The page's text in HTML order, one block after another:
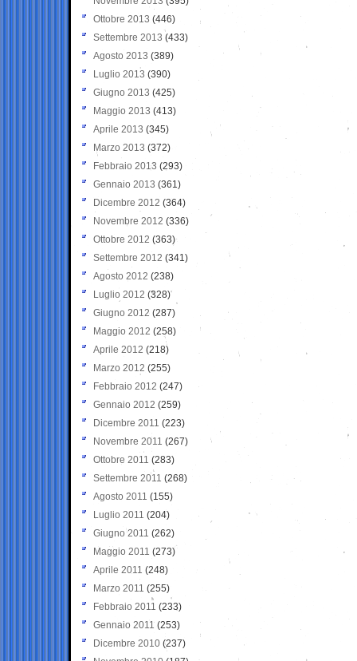
Ottobre 2013 (446)
Settembre 2013 (433)
Agosto 2013 (389)
Luglio 2013 (390)
Giugno 2013 (425)
Maggio 2013 (413)
Aprile 2013 (345)
Marzo 2013 (372)
Febbraio 2013 (293)
Gennaio 2013 (361)
Dicembre 2012 (364)
Novembre 2012 (336)
Ottobre 2012 (363)
Settembre 2012 (341)
Agosto 2012 (238)
Luglio 2012 (328)
Giugno 2012 (287)
Maggio 2012 (258)
Aprile 2012 (218)
Marzo 2012 (255)
Febbraio 2012 (247)
Gennaio 2012 (259)
Dicembre 2011 (223)
Novembre 2011 (267)
Ottobre 2011 (283)
Settembre 2011 (268)
Agosto 2011 (155)
Luglio 2011 (204)
Giugno 2011 (262)
Maggio 2011 (273)
Aprile 2011 (248)
Marzo 2011 (255)
Febbraio 2011 (233)
Gennaio 2011 (253)
Dicembre 2010 (237)